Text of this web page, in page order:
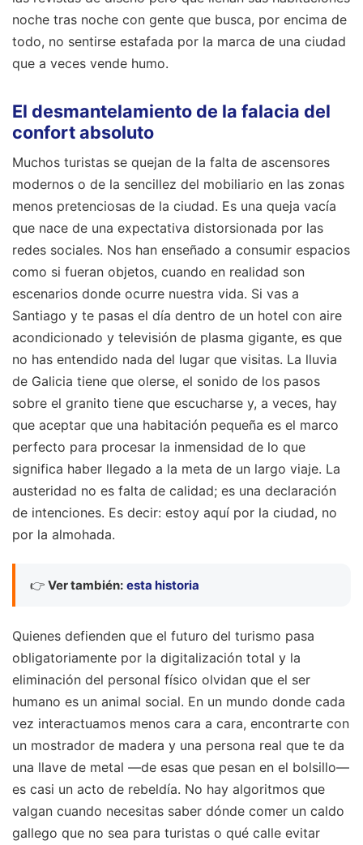
noche tras noche con gente que busca, por encima de
todo, no sentirse estafada por la marca de una ciudad
que a veces vende humo.
El desmantelamiento de la falacia del
confort absoluto
Muchos turistas se quejan de la falta de ascensores
modernos o de la sencillez del mobiliario en las zonas
menos pretenciosas de la ciudad. Es una queja vacía
que nace de una expectativa distorsionada por las
redes sociales. Nos han enseñado a consumir espacios
como si fueran objetos, cuando en realidad son
escenarios donde ocurre nuestra vida. Si vas a
Santiago y te pasas el día dentro de un hotel con aire
acondicionado y televisión de plasma gigante, es que
no has entendido nada del lugar que visitas. La lluvia
de Galicia tiene que olerse, el sonido de los pasos
sobre el granito tiene que escucharse y, a veces, hay
que aceptar que una habitación pequeña es el marco
perfecto para procesar la inmensidad de lo que
significa haber llegado a la meta de un largo viaje. La
austeridad no es falta de calidad; es una declaración
de intenciones. Es decir: estoy aquí por la ciudad, no
por la almohada.
👉 Ver también: esta historia
Quienes defienden que el futuro del turismo pasa
obligatoriamente por la digitalización total y la
eliminación del personal físico olvidan que el ser
humano es un animal social. En un mundo donde cada
vez interactuamos menos cara a cara, encontrarte con
un mostrador de madera y una persona real que te da
una llave de metal —de esas que pesan en el bolsillo—
es casi un acto de rebeldía. No hay algoritmos que
valgan cuando necesitas saber dónde comer un caldo
gallego que no sea para turistas o qué calle evitar